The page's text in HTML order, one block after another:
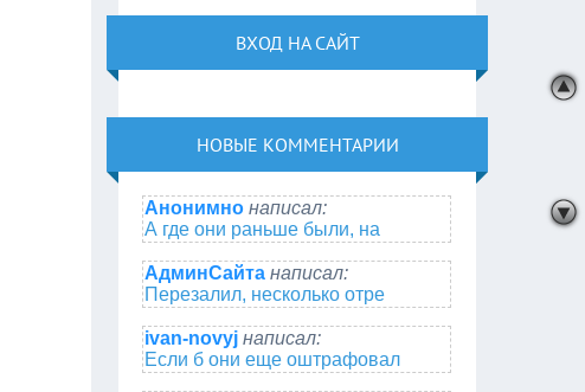
ВХОД НА САЙТ
НОВЫЕ КОММЕНТАРИИ
Анонимно написал:
А где они раньше были, на
АдминСайта написал:
Перезалил, несколько отре
ivan-novyj написал:
Если б они еще оштрафовал